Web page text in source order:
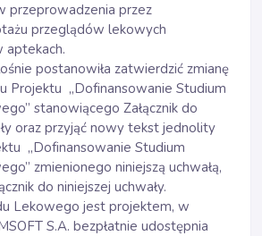
przeprowadzenia przez
przeglądów lekowych
aptekach.
postanowiła zatwierdzić zmianę
Projektu „Dofinansowanie Studium
stanowiącego Załącznik do
oraz przyjąć nowy tekst jednolity
„Dofinansowanie Studium
zmienionego niniejszą uchwałą,
do niniejszej uchwały.
Lekowego jest projektem, w
S.A. bezpłatnie udostępnia